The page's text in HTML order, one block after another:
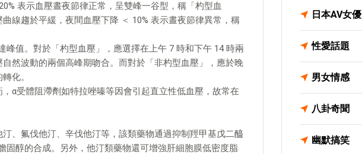
表示血壓晝夜節律正常，呈雙峰一谷型，稱「杓型血
線趨於平緩，夜間血壓下降 ＜ 10% 表示晝夜節律異常，稱
峰值。對於「杓型血壓」，應選擇在上午 7 時和下午 14 時兩
然波動的兩個高峰期吻合。而對於「非杓型血壓」，應於晚
化。
α受體阻滯劑如特拉唑嗪等因會引起直立性低血壓，故常在
、氟伐他汀、辛伐他汀等，該類藥物通過抑制羥甲基戊二醯
固醇的合成。另外，他汀類藥物還可增強肝細胞膜低密度脂
日本AV女優
性愛話題
男女情感
八卦奇聞
幽默搞笑